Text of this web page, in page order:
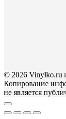
© 2026 Vinylko.ru
Копирование
не является